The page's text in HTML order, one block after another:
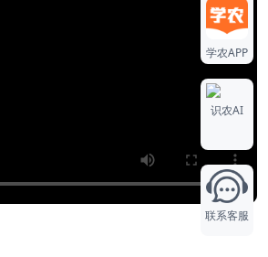
0
1
学农APP
识农AI
联系客服